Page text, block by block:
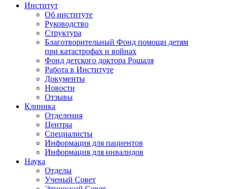
Институт
Об институте
Руководство
Структура
Благотворительный Фонд помощи детям
при катастрофах и войнах
Фонд детского доктора Рошаля
Работа в Институте
Документы
Новости
Отзывы
Клиника
Отделения
Центры
Специалисты
Информация для пациентов
Информация для инвалидов
Наука
Отделы
Ученый Совет